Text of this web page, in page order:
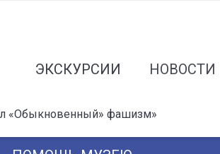
ЭКСКУРСИИ НОВОСТИ
«Обыкновенный» фашизм»